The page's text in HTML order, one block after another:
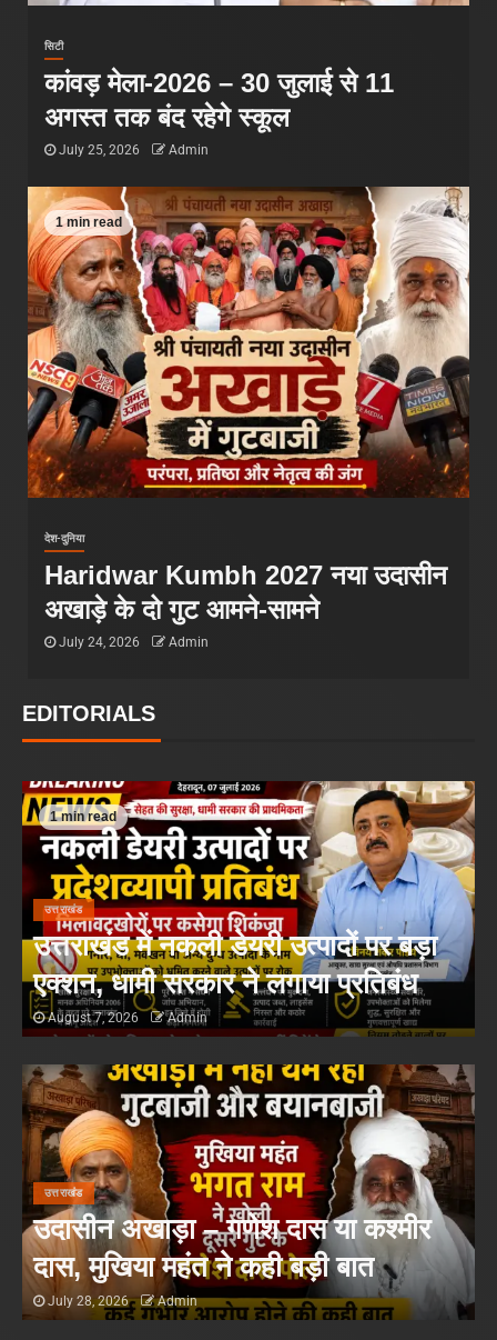
सिटी
कांवड़ मेला-2026 – 30 जुलाई से 11
अगस्त तक बंद रहेगे स्कूल
July 25, 2026 Admin
1 min read
देश-दुनिया
Haridwar Kumbh 2027 नया उदासीन
अखाड़े के दो गुट आमने-सामने
July 24, 2026 Admin
EDITORIALS
1 min read
उत्तराखंड
उत्तराखंड में नकली डेयरी उत्पादों पर बड़ा
एक्शन, धामी सरकार ने लगाया प्रतिबंध
August 7, 2026 Admin
उत्तराखंड
उदासीन अखाड़ा – गणेश दास या कश्मीर
दास, मुखिया महंत ने कही बड़ी बात
July 28, 2026 Admin